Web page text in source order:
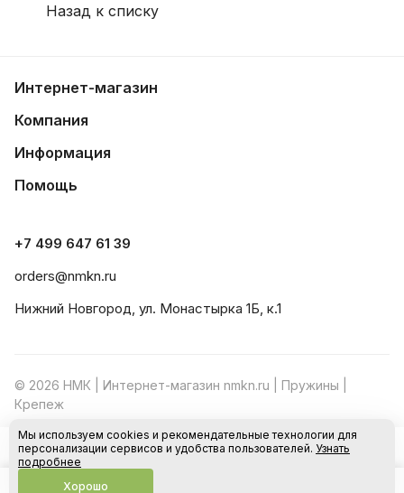
В корзину
Назад к списку
Интернет-магазин
Компания
Информация
Помощь
+7 499 647 61 39
orders@nmkn.ru
Нижний Новгород, ул. Монастырка 1Б, к.1
© 2026 НМК | Интернет-магазин nmkn.ru | Пружины |
Крепеж
Конфиденциальность Оферта
Мы используем cookies и рекомендательные технологии для
персонализации сервисов и удобства пользователей. Узнать
подробнее
Хорошо